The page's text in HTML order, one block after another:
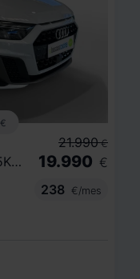
€
SPORTBACK S LINE 30 TFSI 85KW (116CV)
21.990 €
19.990 €
238
€/mes